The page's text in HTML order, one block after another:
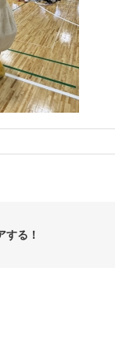
する！